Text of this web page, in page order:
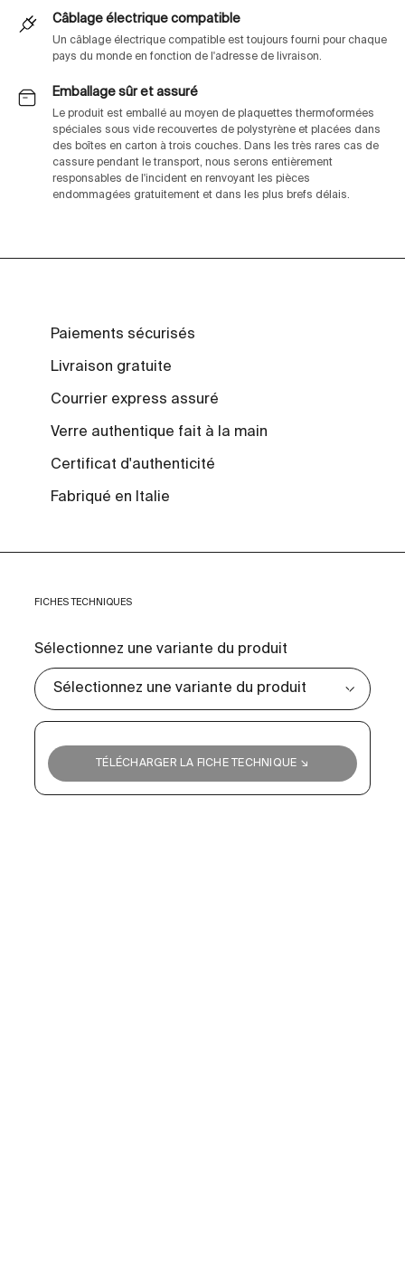
Câblage électrique compatible
Un câblage électrique compatible est toujours fourni pour chaque
pays du monde en fonction de l'adresse de livraison.
Emballage sûr et assuré
Le produit est emballé au moyen de plaquettes thermoformées
spéciales sous vide recouvertes de polystyrène et placées dans
des boîtes en carton à trois couches. Dans les très rares cas de
cassure pendant le transport, nous serons entièrement
responsables de l'incident en renvoyant les pièces
endommagées gratuitement et dans les plus brefs délais.
Paiements sécurisés
Livraison gratuite
Courrier express assuré
Verre authentique fait à la main
Certificat d'authenticité
Fabriqué en Italie
FICHES TECHNIQUES
Sélectionnez une variante du produit
TÉLÉCHARGER LA FICHE TECHNIQUE ↘